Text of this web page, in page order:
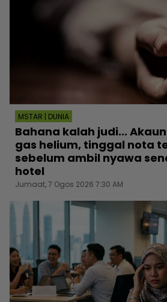
MSTAR | DUNIA
Bahana kalah judi...
gas helium, tinggal nota
sebelum ambil nyawa
hotel
Jumaat, 7 Ogos 2026 7:30 AM